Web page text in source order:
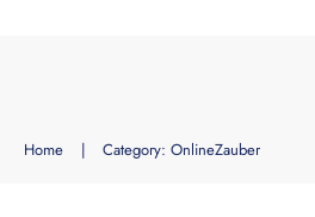
Home | Category: OnlineZauber